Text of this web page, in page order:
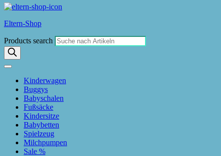
Eltern-Shop
Products search
Kinderwagen
Buggys
Babyschalen
Fußsäcke
Kindersitze
Babybetten
Spielzeug
Milchpumpen
Sale %